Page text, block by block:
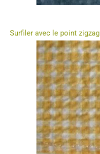
Surfiler avec le point zigzag